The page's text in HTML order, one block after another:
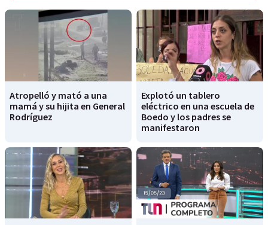
Atropelló y mató a una
mamá y su hijita en General
Rodríguez
Explotó un tablero
eléctrico en una escuela de
Boedo y los padres se
manifestaron